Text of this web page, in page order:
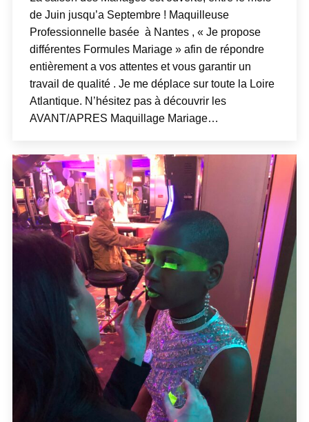
de Juin jusqu’a Septembre ! Maquilleuse
Professionnelle basée à Nantes , « Je propose
différentes Formules Mariage » afin de répondre
entièrement a vos attentes et vous garantir un
travail de qualité . Je me déplace sur toute la Loire
Atlantique. N’hésitez pas à découvrir les
AVANT/APRES Maquillage Mariage…